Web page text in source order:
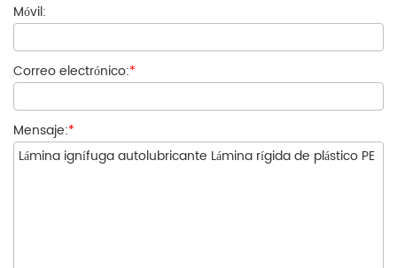
Móvil:
Correo electrónico:*
Mensaje:*